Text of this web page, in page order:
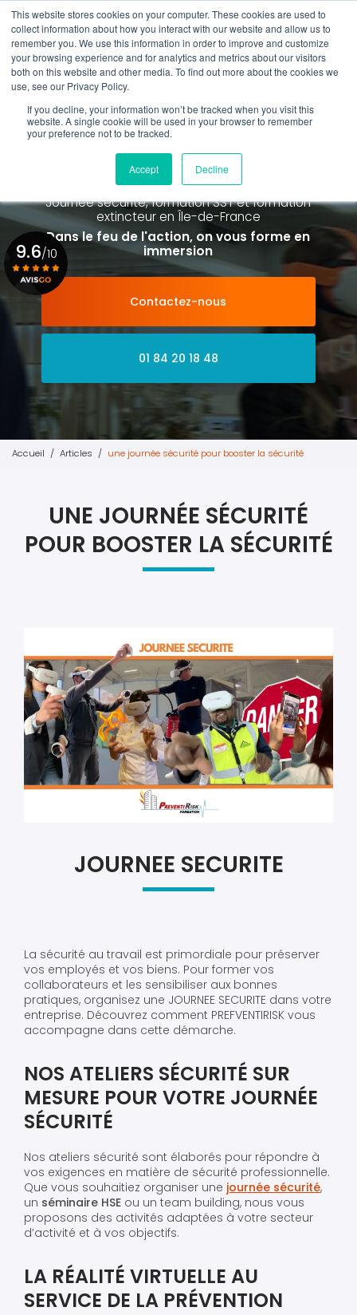
This website stores cookies on your computer. These cookies are used to
collect information about how you interact with our website and allow us to
remember you. We use this information in order to improve and customize
your browsing experience and for analytics and metrics about our visitors
both on this website and other media. To find out more about the cookies we
use, see our Privacy Policy.
If you decline, your information won’t be tracked when you visit this
website. A single cookie will be used in your browser to remember
your preference not to be tracked.
Accept Decline
Aller
au
contenu
principal
01 84 20 18 48
Rappel gratuit
Spécialiste de la formation SST et
de la Formation Incendie
à Paris La Défense depuis 2015
Journée sécurité, formation SST et formation
extincteuren Île-de-France
Dans le feu de l'action, on vous forme en
immersion
Contactez-nous
01 84 20 18 48
9.6/10
Voir le certificat
Accueil Articles une journée sécurité pour booster la sécurité
UNE JOURNÉE SÉCURITÉ
POUR BOOSTER LA SÉCURITÉ
JOURNEE SECURITE
La sécurité au travail est primordiale pour préserver
vos employés et vos biens. Pour former vos
collaborateurs et les sensibiliser aux bonnes
pratiques, organisez une JOURNEE SECURITE dans votre
entreprise. Découvrez comment PREFVENTIRISK vous
accompagne dans cette démarche.
NOS ATELIERS SÉCURITÉ SUR
MESURE POUR VOTRE JOURNÉE
SÉCURITÉ
Nos ateliers sécurité sont élaborés pour répondre à
vos exigences en matière de sécurité professionnelle.
Que vous souhaitiez organiser une journée sécurité,
un séminaire HSE ou un team building, nous vous
proposons des activités adaptées à votre secteur
d’activité et à vos objectifs.
LA RÉALITÉ VIRTUELLE AU
SERVICE DE LA PRÉVENTION